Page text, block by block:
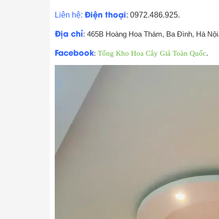
Liên hệ: Điện thoại: 0972.486.925.
Địa chỉ: 465B Hoàng Hoa Thám, Ba Đình, Hà
Facebook: Tổng Kho Hoa Cây Giả Toàn Quốc.